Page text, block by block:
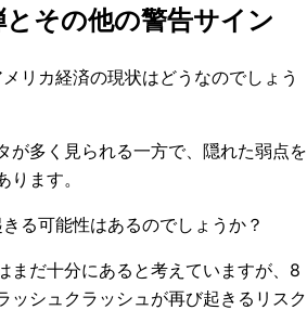
その他の警告サイン
リカ経済の現状はどうなのでしょう
が多く見られる一方で、隠れた弱点を
ます。
る可能性はあるのでしょうか？
まだ十分にあると考えていますが、8
ッシュクラッシュが再び起きるリスク